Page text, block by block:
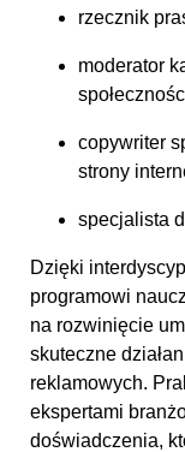
rzecznik
moderator
copywriter
strony
specjalista
Dzięki
programowi
na rozwinięcie
skuteczne
reklamowych.
ekspertami
doświadczenia,